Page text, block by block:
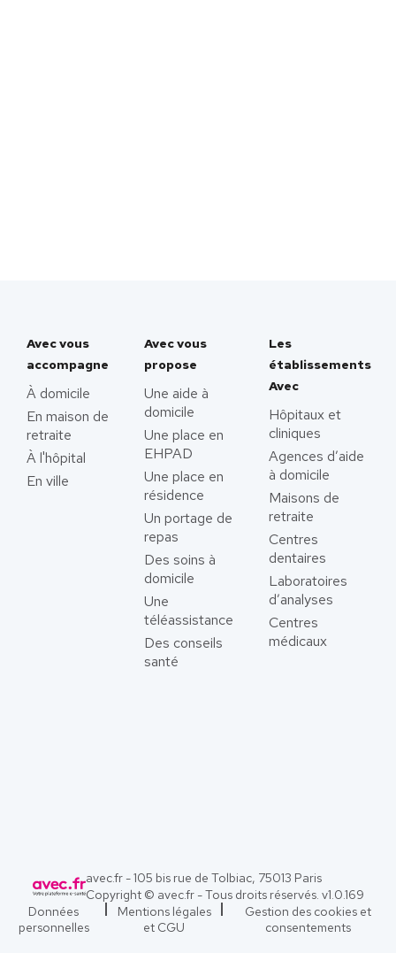
Avec vous
accompagne
À domicile
En maison de
retraite
À l'hôpital
En ville
Avec vous
propose
Une aide à
domicile
Une place en
EHPAD
Une place en
résidence
Un portage de
repas
Des soins à
domicile
Une
téléassistance
Des conseils
santé
Les
établissements
Avec
Hôpitaux et
cliniques
Agences d’aide
à domicile
Maisons de
retraite
Centres
dentaires
Laboratoires
d’analyses
Centres
médicaux
avec.fr - 105 bis rue de Tolbiac, 75013 Paris
Copyright © avec.fr - Tous droits réservés. v1.0.169
Données
personnelles
Mentions légales
et CGU
Gestion des cookies et
consentements